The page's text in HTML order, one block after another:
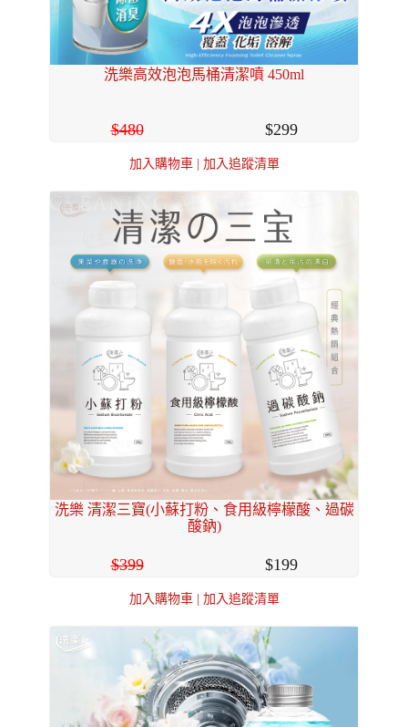
洗樂高效泡泡馬桶清潔噴 450ml
480 299
加入購物車 | 加入追蹤清單
洗樂 清潔三寶(小蘇打粉、食用級檸檬酸、過碳
酸鈉)
399 199
加入購物車 | 加入追蹤清單